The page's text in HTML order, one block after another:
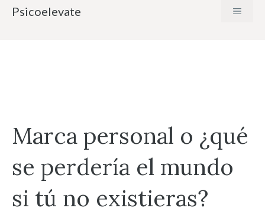
SaltarPsicoelevate MENÚ
Marca personal o ¿qué
se perdería el mundo
si tú no existieras?